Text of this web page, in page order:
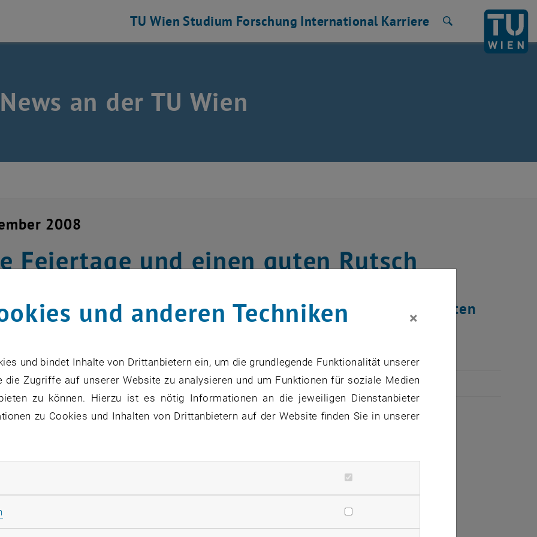
TU Wien Studium Forschung International Karriere
an der TU Wien
2008
Feiertage und einen guten Rutsch
wünscht Ihnen frohe und erholsame Feiertage und einen guten
diesem Eintrag sind erst nach Login sichtbar.
et Bonne Année!
y Próspero Año Nuevo!
e Felice Anno Nuovo!
Kieftihismenos O Kenourios Chronos!
et Annum Nuovo!
i Szczesliwego Nowego Roku!
und anderen Techniken ×
und bindet Inhalte von Drittanbietern ein, um die grundlegende Funktionalität unserer
Zugriffe auf unserer Website zu analysieren und um Funktionen für soziale Medien
zu können. Hierzu ist es nötig Informationen an die jeweiligen Dienstanbieter
zu Cookies und Inhalten von Drittanbietern auf der Website finden Sie in unserer